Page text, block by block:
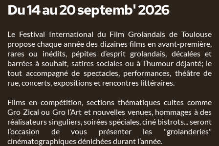
Du 14 au 20 septemb' 2026
Le Festival International du Film Grolandais de Toulouse
propose chaque année des dizaines films en avant-première,
rares ou inédits, pépites d’esprit grolandais, décalées et
barrées à souhait, satires sociales ou à l’humour déjanté; le
tout accompagné de spectacles, performances, théâtre de
rue, concerts, expositions et rencontres littéraires.
Films en compétition, sections thématiques cultes comme
Gro Zical ou Gro l’Art et nouvelles venues, hommages à des
réalisateurs singuliers, soirées spéciales, ciné bistrots... seront
l’occasion de vous présenter les "grolanderies"
cinématographiques dénichées durant l’année.